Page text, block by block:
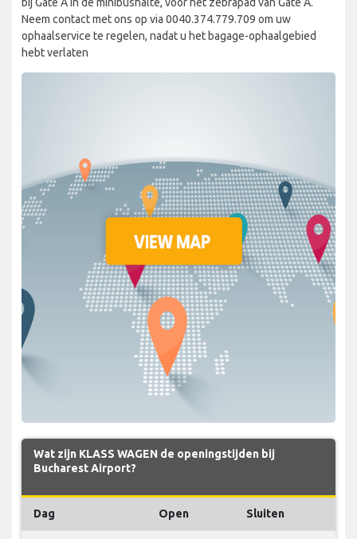
Neem contact met ons op via 0040.374.779.709 om uw
ophaalservice te regelen, nadat u het bagage-ophaalgebied
hebt verlaten
Wat zijn KLASS WAGEN de openingstijden bij
Bucharest Airport?
Dag Open Sluiten